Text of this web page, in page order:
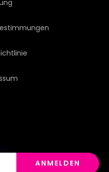
ANMELDEN